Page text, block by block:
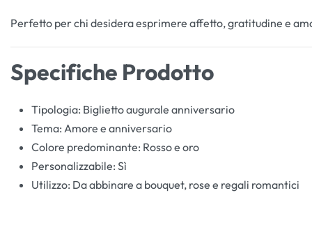
Perfetto per chi desidera esprimere affetto, gratitudine e
Specifiche Prodotto
Tipologia: Biglietto augurale anniversario
Tema: Amore e anniversario
Colore predominante: Rosso e oro
Personalizzabile: Sì
Utilizzo: Da abbinare a bouquet, rose e regali romantici